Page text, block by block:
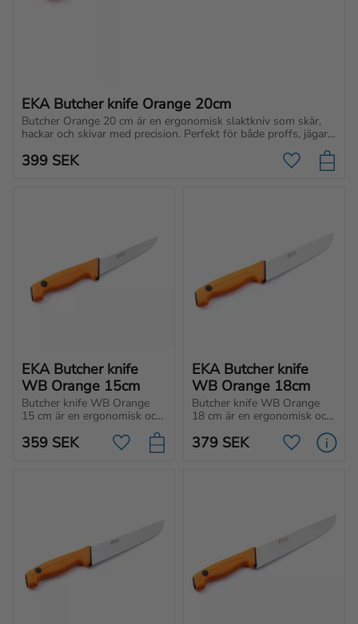
EKA Butcher knife Orange 20cm
Butcher Orange 20 cm är en ergonomisk slaktkniv som skär,
hackar och skivar med precision. Perfekt för både proffs, jägare
399 SEK Lägg till i
EKA Butcher knife
WB Orange 15cm
Butcher knife WB Orange
15 cm är en ergonomisk och
extra brett blad, för
kontrollerad skärning av
359 SEK Lägg till i favoriter
EKA Butcher knife
WB Orange 18cm
Butcher knife WB Orange
18 cm är en ergonomisk och
slaktkniv med extra brett
blad, för optimal skärning
379 SEK Lägg till i